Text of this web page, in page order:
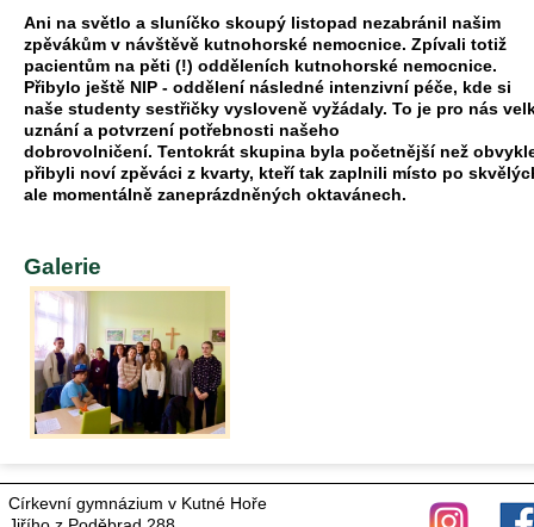
Ani na světlo a sluníčko skoupý listopad nezabránil našim
zpěvákům v návštěvě kutnohorské nemocnice. Zpívali totiž
pacientům na pěti (!) odděleních kutnohorské nemocnice.
Přibylo ještě NIP - oddělení následné intenzivní péče, kde si
naše studenty sestřičky vysloveně vyžádaly. To je pro nás
uznání a potvrzení potřebnosti našeho
dobrovolničení. Tentokrát skupina byla početnější než
přibyli noví zpěváci z kvarty, kteří tak zaplnili místo po
ale momentálně zaneprázdněných oktavánech.
Galerie
Církevní gymnázium v Kutné Hoře